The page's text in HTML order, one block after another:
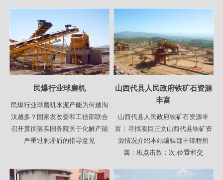
民爆行业球磨机
民爆行业球磨机水泥产能为何越淘
汰越多？国家发改委和工信部联合
召开贯彻落实国务院关于化解产能
严重过剩矛盾的指导意见
山西代县人民政府铁矿石资源
丰富
山西代县人民政府铁矿石资源丰
富：寻找项目正文山西代县铁矿资
源情况介绍本站编辑部王锦程所
属：班点击数：次.位置和交